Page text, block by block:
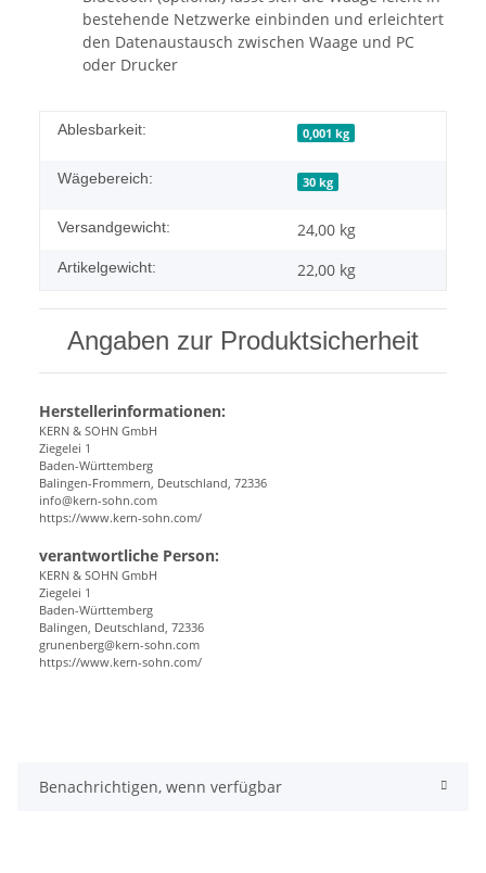
bestehende Netzwerke einbinden und erleichtert
den Datenaustausch zwischen Waage und PC
oder Drucker
Ablesbarkeit: 0,001 kg
Wägebereich: 30 kg
Versandgewicht: 24,00 kg
Artikelgewicht: 22,00 kg
Angaben zur Produktsicherheit
Herstellerinformationen:
KERN & SOHN GmbH
Ziegelei 1
Baden-Württemberg
Balingen-Frommern, Deutschland, 72336
info@kern-sohn.com
https://www.kern-sohn.com/
verantwortliche Person:
KERN & SOHN GmbH
Ziegelei 1
Baden-Württemberg
Balingen, Deutschland, 72336
grunenberg@kern-sohn.com
https://www.kern-sohn.com/
Benachrichtigen, wenn verfügbar